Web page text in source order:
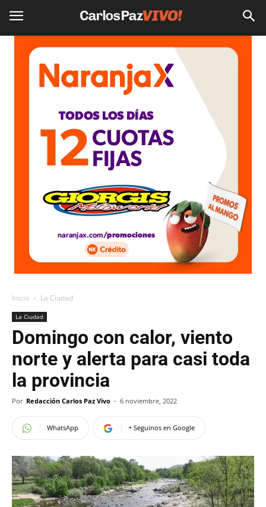
Inicio La Ciudad
La Ciudad
Domingo con calor, viento
norte y alerta para casi toda
la provincia
Por Redacción Carlos Paz Vivo - 6 noviembre, 2022
WhatsApp + Seguinos en Google